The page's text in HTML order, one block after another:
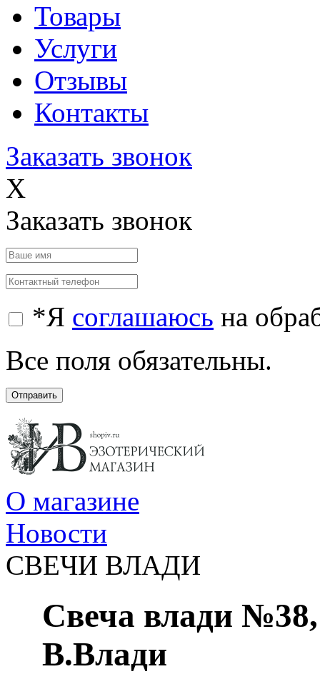
Товары
Услуги
Отзывы
Контакты
Заказать звонок
X
Заказать звонок
*Я соглашаюсь на
Все поля обязательны.
Отправить
О магазине
Новости
СВЕЧИ ВЛАДИ
Свеча влади №38,
В.Влади